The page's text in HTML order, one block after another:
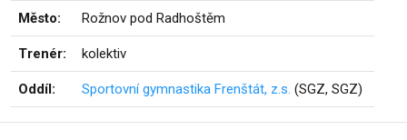
Město: Rožnov pod Radhoštěm
Trenér: kolektiv
Oddíl: Sportovní gymnastika Frenštát, z.s. (SGZ, SGZ)